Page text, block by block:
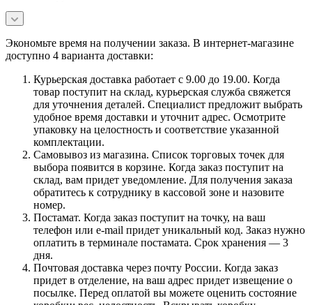
Экономьте время на получении заказа. В интернет-магазине
доступно 4 варианта доставки:
Курьерская доставка работает с 9.00 до 19.00. Когда
товар поступит на склад, курьерская служба свяжется
для уточнения деталей. Специалист предложит выбрать
удобное время доставки и уточнит адрес. Осмотрите
упаковку на целостность и соответствие указанной
комплектации.
Самовывоз из магазина. Список торговых точек для
выбора появится в корзине. Когда заказ поступит на
склад, вам придет уведомление. Для получения заказа
обратитесь к сотруднику в кассовой зоне и назовите
номер.
Постамат. Когда заказ поступит на точку, на ваш
телефон или e-mail придет уникальный код. Заказ нужно
оплатить в терминале постамата. Срок хранения — 3
дня.
Почтовая доставка через почту России. Когда заказ
придет в отделение, на ваш адрес придет извещение о
посылке. Перед оплатой вы можете оценить состояние